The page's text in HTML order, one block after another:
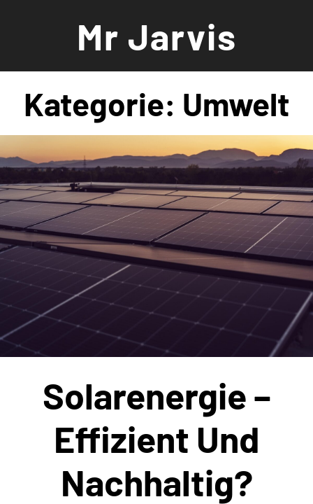
Mr Jarvis
Kategorie: Umwelt
Solarenergie –
Effizient Und
Nachhaltig?